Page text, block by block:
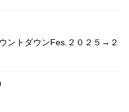
ントダウンFes.２０２５→２